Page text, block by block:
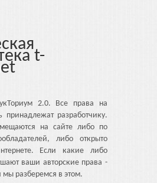
t-
2.0. Все права на
принадлежат разработчику.
на сайте либо по
либо открыто
Если какие либо
ваши авторские права -
разберемся в этом.